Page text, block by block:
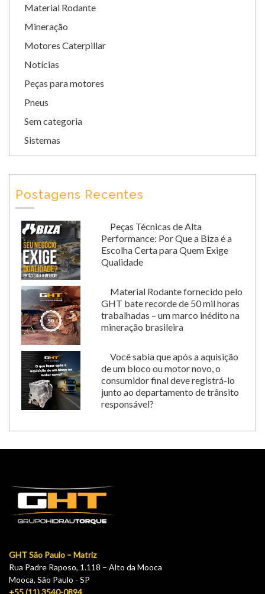
Material Rodante
Mineração
Motores Caterpillar
Notícias
Peças para motores
Pneus
Sem categoria
Sistemas
Postagens Recentes
Peças Técnicas de Alta
Performance: Por Que a Biza é a
Escolha Certa para Quem Exige
Qualidade
Material Rodante fornecido pelo
GHT bate recorde de 50 mil horas
trabalhadas – um marco inédito na
mineração brasileira
Você sabia que após a aquisição
de um bloco ou motor novo, o
consumidor final deve registrá-lo
junto ao departamento de trânsito
responsável?
GHT São Paulo – Matriz
Rua Padre Raposo, 1.118 – Alto da Mooca
Mooca, São Paulo - SP
+55 (11) 3540-0894